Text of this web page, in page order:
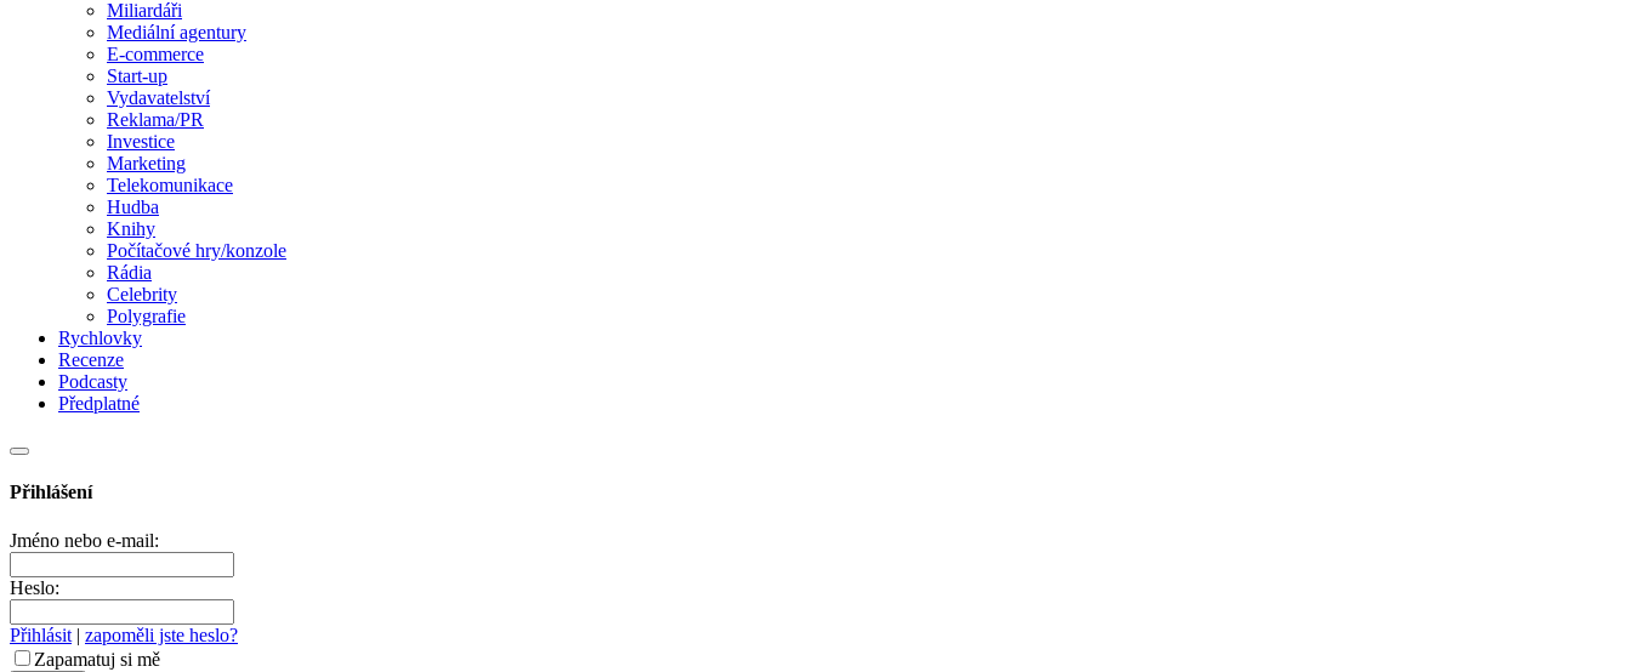
Miliardáři
Mediální agentury
E-commerce
Start-up
Vydavatelství
Reklama/PR
Investice
Marketing
Telekomunikace
Hudba
Knihy
Počítačové hry/konzole
Rádia
Celebrity
Polygrafie
Rychlovky
Recenze
Podcasty
Předplatné
Přihlášení
Jméno nebo e-mail:
Heslo:
Přihlásit | zapoměli jste heslo?
Zapamatuj si mě